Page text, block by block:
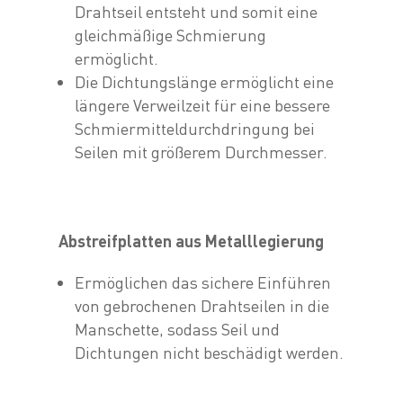
Drahtseil entsteht und somit eine
gleichmäßige Schmierung
ermöglicht.
Die Dichtungslänge ermöglicht eine
längere Verweilzeit für eine bessere
Schmiermitteldurchdringung bei
Seilen mit größerem Durchmesser.
Abstreifplatten aus Metalllegierung
Ermöglichen das sichere Einführen
von gebrochenen Drahtseilen in die
Manschette, sodass Seil und
Dichtungen nicht beschädigt werden.